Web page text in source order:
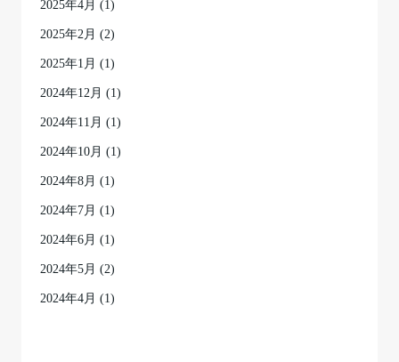
2025年4月 (1)
2025年2月 (2)
2025年1月 (1)
2024年12月 (1)
2024年11月 (1)
2024年10月 (1)
2024年8月 (1)
2024年7月 (1)
2024年6月 (1)
2024年5月 (2)
2024年4月 (1)